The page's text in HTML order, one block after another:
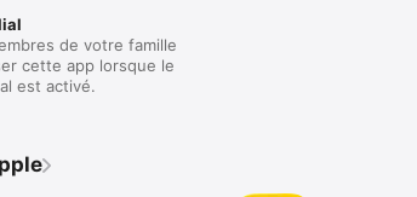
de votre famille
cette app lorsque le
est activé.